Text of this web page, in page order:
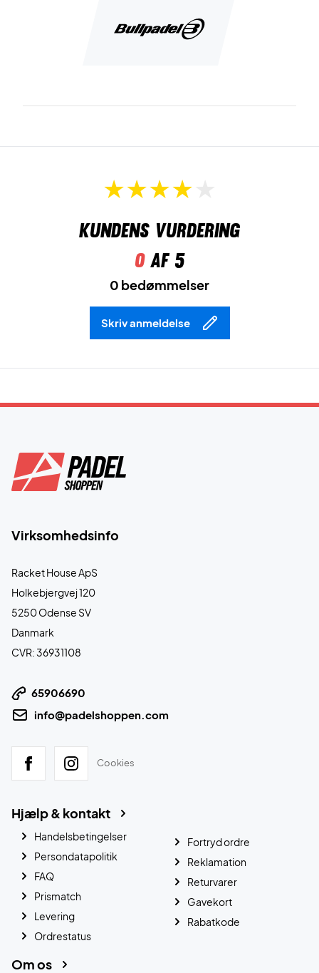
Spil med total præcision – køb dette Bullpadel padel bat i
Kundens vurdering
0af 5
0 bedømmelser
Skriv anmeldelse
Virksomhedsinfo
Racket House ApS
Holkebjergvej 120
5250 Odense SV
Danmark
CVR: 36931108
65906690
info@padelshoppen.com
Cookies
Hjælp & kontakt
Handelsbetingelser
Persondatapolitik
FAQ
Prismatch
Levering
Ordrestatus
Fortryd ordre
Reklamation
Returvarer
Gavekort
Rabatkode
Om os